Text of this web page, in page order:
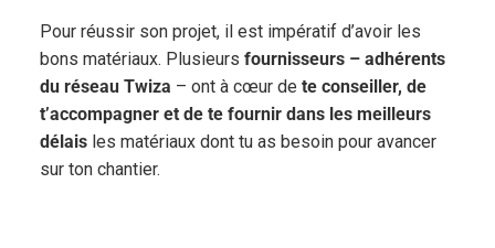
Pour réussir son projet, il est impératif d’avoir les
bons matériaux. Plusieurs fournisseurs – adhérents
du réseau Twiza – ont à cœur de te conseiller, de
t’accompagner et de te fournir dans les meilleurs
délaisles matériaux dont tu as besoin pour avancer
sur ton chantier.